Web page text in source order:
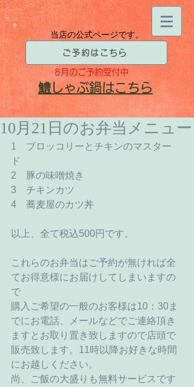
当店の公式ページです。
ご予約はこちら
8月のご予約受付中
​鱧しゃぶ鍋はこちら
10月21日のお弁当メニュー
1　ブロッコリーとチキンのマスター
ド
2　豚の味噌焼き
3　チキンカツ
4　蕎麦屋のカツ丼
以上、全て税込500円です。
これらのお弁当はご予約が無ければ全
てお得意様にお届けしてしまいますの
で
購入ご希望の一般のお客様は10：30ま
でにお電話、メールなどでご連絡頂き
ますとお取り置き致しますので店頭で
販売致します。11時以降お好きな時間
にお越しください。
尚、ご飯の大盛りも無料サービスです